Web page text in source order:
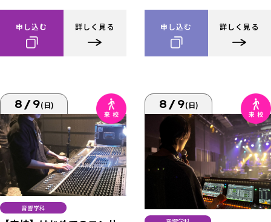
申し込む 詳しく見る 申し込む 詳しく見る
8/9(日)
音響学科
8/9(日)